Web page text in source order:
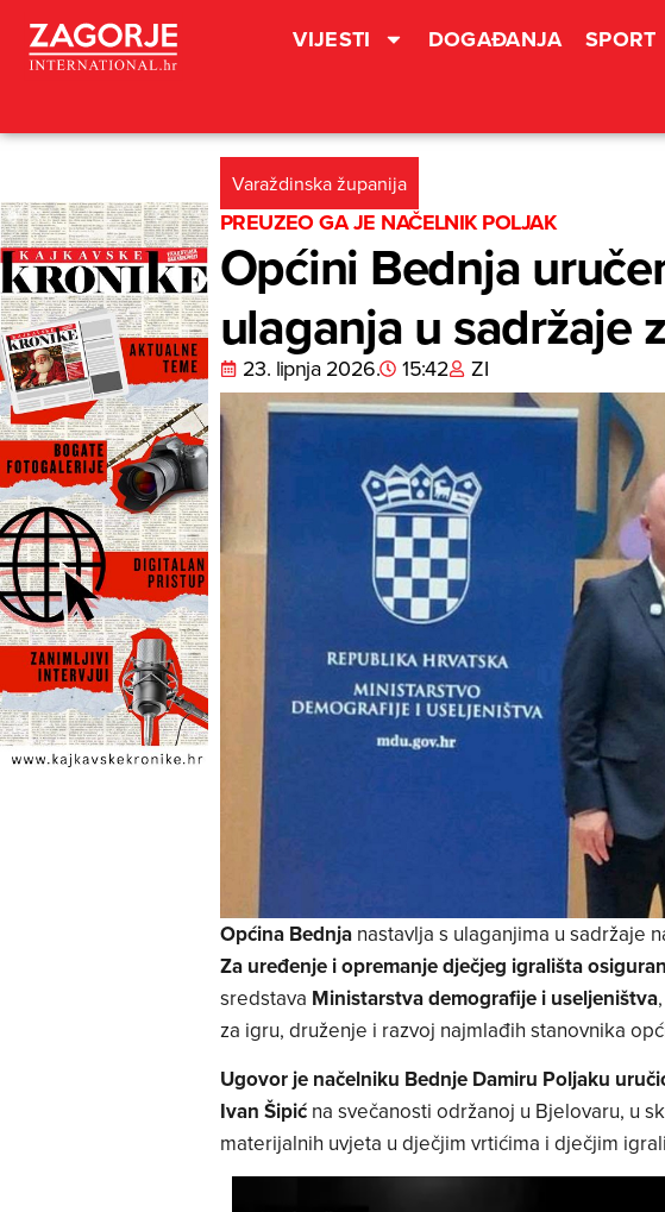
VIJESTI DOGAĐANJA SPORT
Varaždinska županija
PREUZEO GA JE NAČELNIK POLJAK
Općini Bednja
ulaganja u sadržaje
23. lipnja 2026. 15:42 ZI
Općina Bednjanastavlja s ulaganjima u sadržaje
Za uređenje i opremanje dječjeg igrališta
sredstava Ministarstva demografije i useljeništva
za igru, druženje i razvoj najmlađih stanovnika
Ugovor je načelniku Bednje Damiru Poljaku
Ivan Šipić na svečanosti održanoj u Bjelovaru, u
materijalnih uvjeta u dječjim vrtićima i dječjim